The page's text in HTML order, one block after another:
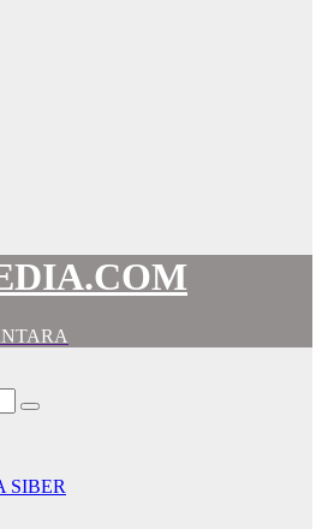
SIBER